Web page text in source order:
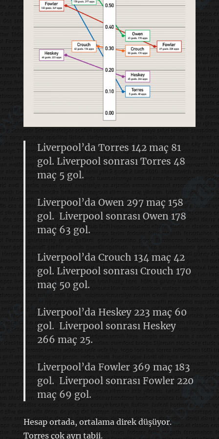
Liverpool’da Torres 142 maç 81
gol. Liverpool sonrası Torres 48
maç 5 gol.
Liverpool’da Owen 297 maç 158
gol. Liverpool sonrası Owen 178
maç 63 gol.
Liverpool’da Crouch 134 maç 42
gol. Liverpool sonrası Crouch 170
maç 50 gol.
Liverpool’da Heskey 223 maç 60
gol. Liverpool sonrası Heskey
266 maç 25.
Liverpool’da Fowler 369 maç 183
gol. Liverpool sonrası Fowler 220
maç 69 gol.
Hesap ortada, ortalama direk düşüyor.
Torres çok ayrı tabii.